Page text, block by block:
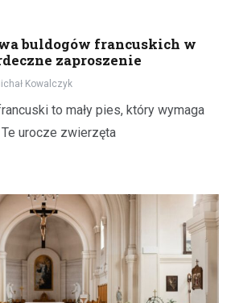
buldogów francuskich w
zaproszenie
Kowalczyk
to mały pies, który wymaga
urocze zwierzęta